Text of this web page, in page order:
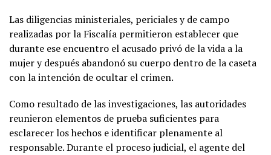
Las diligencias ministeriales, periciales y de campo
realizadas por la Fiscalía permitieron establecer que
durante ese encuentro el acusado privó de la vida a la
mujer y después abandonó su cuerpo dentro de la caseta
con la intención de ocultar el crimen.
Como resultado de las investigaciones, las autoridades
reunieron elementos de prueba suficientes para
esclarecer los hechos e identificar plenamente al
responsable. Durante el proceso judicial, el agente del